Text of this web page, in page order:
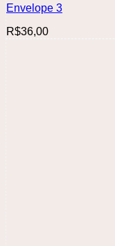
Envelope 3
R$36,00